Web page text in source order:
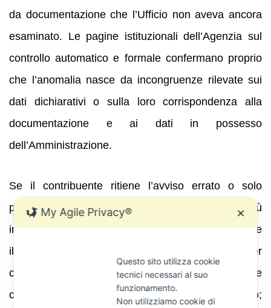
da documentazione che l’Ufficio non aveva ancora
esaminato. Le pagine istituzionali dell’Agenzia sul
controllo automatico e formale confermano proprio
che l’anomalia nasce da incongruenze rilevate sui
dati dichiarativi o sulla loro corrispondenza alla
documentazione e ai dati in possesso
dell’Amministrazione.
Se il contribuente ritiene l’avviso errato o solo
parzialmente corretto, il canale istituzionale più
immediato èCIVIS. L’Agenzia delle Entrate descrive
il servizio come il canale di assistenza per
comunicazioni di irregolarità, avvisi telematici e
cartelle emesse a seguito di controllo automatizzato;
My Agile Privacy® ✕
Questo sito utilizza cookie
tecnici necessari al suo
funzionamento.
Non utilizziamo cookie di